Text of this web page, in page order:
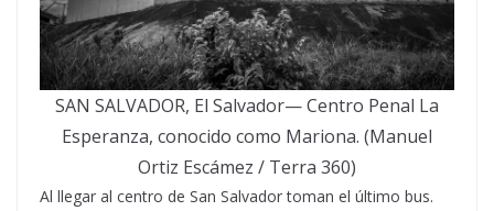
SAN SALVADOR, El Salvador— Centro Penal La
Esperanza, conocido como Mariona. (Manuel
Ortiz Escámez / Terra 360)
Al llegar al centro de San Salvador toman el último bus.